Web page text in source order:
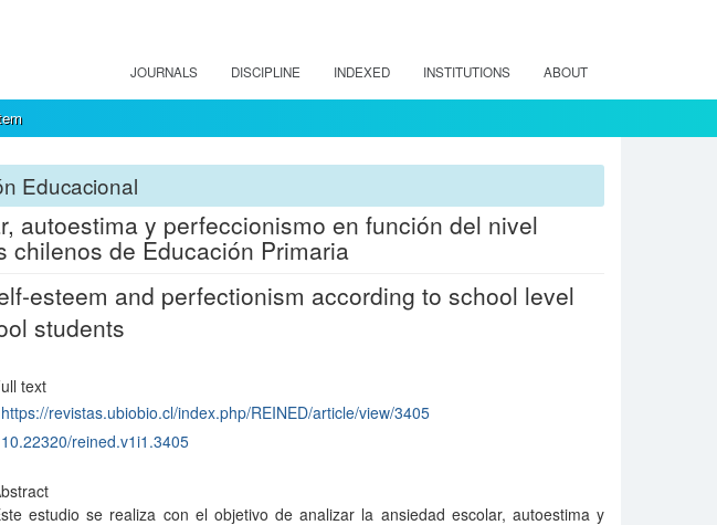
JOURNALS DISCIPLINE INDEXED INSTITUTIONS ABOUT
Educacional
autoestima y perfeccionismo en función del nivel
chilenos de Educación Primaria
esteem and perfectionism according to school level
students
text
https://revistas.ubiobio.cl/index.php/REINED/article/view/3405
10.22320/reined.v1i1.3405
estudio se realiza con el objetivo de analizar la ansiedad escolar, autoestima y